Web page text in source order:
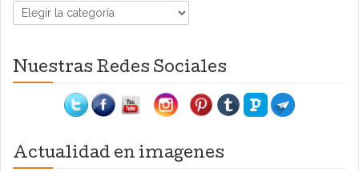
Categorías
Nuestras Redes Sociales
Actualidad en imagenes